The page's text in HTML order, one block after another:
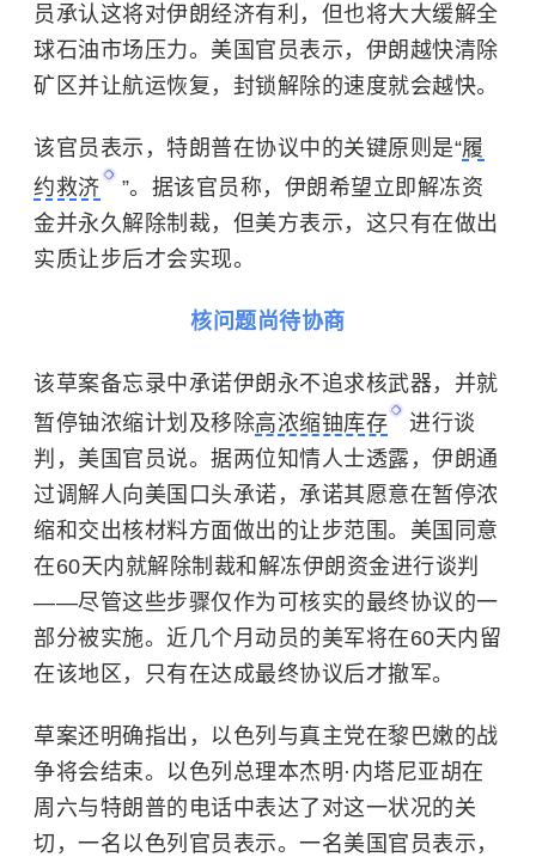
员承认这将对伊朗经济有利，但也将大大缓解全
球石油市场压力。美国官员表示，伊朗越快清除
矿区并让航运恢复，封锁解除的速度就会越快。
该官员表示，特朗普在协议中的关键原则是“履
约救济
”。据该官员称，伊朗希望立即解冻资
金并永久解除制裁，但美方表示，这只有在做出
实质让步后才会实现。
核问题尚待协商
该草案备忘录中承诺伊朗永不追求核武器，并就
暂停铀浓缩计划及移除高浓缩铀库存
进行谈
判，美国官员说。据两位知情人士透露，伊朗通
过调解人向美国口头承诺，承诺其愿意在暂停浓
缩和交出核材料方面做出的让步范围。美国同意
在60天内就解除制裁和解冻伊朗资金进行谈判
——尽管这些步骤仅作为可核实的最终协议的一
部分被实施。近几个月动员的美军将在60天内留
在该地区，只有在达成最终协议后才撤军。
草案还明确指出， 以色列 与真主党在黎巴嫩的战
争将会结束。以色列总理本杰明·内塔尼亚胡在
周六与特朗普的电话中表达了对这一状况的关
切，一名以色列官员表示。一名美国官员表示，